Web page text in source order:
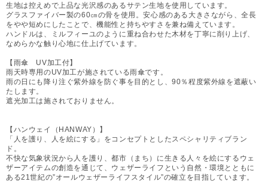
生地は控えめで上品な光沢感のあるサテン生地を使用しています。
グラスファイバー製の60㎝の骨を使用。安心感のある大きさながら、全長
をやや短めにしたことで、機能性と持ちやすさを兼ね備えています。
ハンドルは、ミルフィーユのように重ね合わせた木材を丁寧に削り上げ、
なめらかな触り心地に仕上げています。
【雨傘 UV加工付】
雨天時専用のUV加工が施されている雨傘です。
雨の日にも降り注ぐ紫外線を防ぐ事を目的とし、90％程度紫外線を遮蔽い
たします。
遮光加工は施されておりません。
【ハンウェイ（HANWAY）】
「人を護り、人を絵にする」をコンセプトとしたスペシャリティブラン
ド。
不快な気象状況から人を護り、都市（まち）に生きる人々を絵にするウェ
ザーアイテムの創造を通じて、ウェザーライフという自然・環境とともに
ある21世紀の”オールウェザーライフスタイル”の確立を目指しています。